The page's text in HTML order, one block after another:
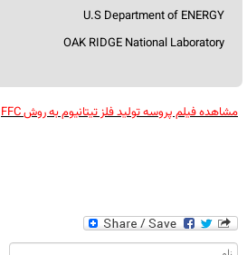
U.S Department of ENERGY
OAK RIDGE National Laboratory
مشاهده فیلم پروسه تولید فلز تیتانیوم به روشFFC